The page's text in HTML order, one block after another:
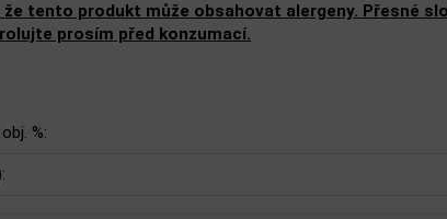
že tento produkt může obsahovat alergeny. Přesné
prosím před konzumací.
%: